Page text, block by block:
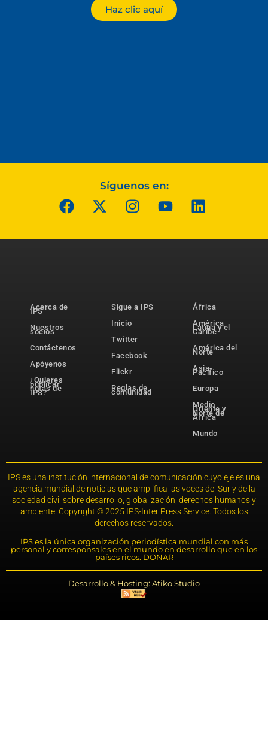
Haz clic aquí
Síguenos en:
Acerca de
IPS
Nuestros
socios
Contáctenos
Apóyenos
¿Quieres
publicar
notas de
IPS?
Sigue a IPS
Inicio
Twitter
Facebook
Flickr
Reglas de
comunidad
África
América
Latina y el
Caribe
América del
Norte
Asia-
Pacífico
Europa
Medio
Oriente y
Norte de
África
Mundo
IPS es una institución internacional de comunicación cuyo eje es una
agencia mundial de noticias que amplifica las voces del Sur y de la
sociedad civil sobre desarrollo, globalización, derechos humanos y
ambiente. Copyright © 2025 IPS-Inter Press Service. Todos los
derechos reservados.
IPS es la única organización periodística mundial con más
personal y corresponsales en el mundo en desarrollo que en los
países ricos. DONAR
Desarrollo & Hosting: Atiko.Studio